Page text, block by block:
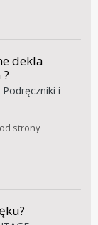
dekla
Podręczniki i
strony